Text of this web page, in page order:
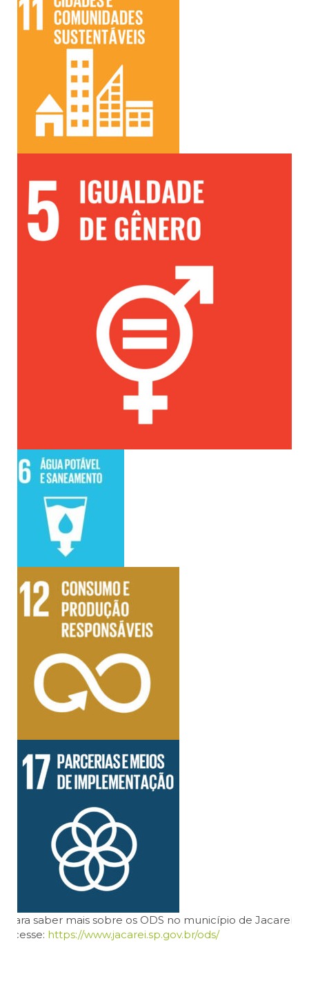
Para saber mais sobre os ODS no município de Jacareí,
acesse: https://www.jacarei.sp.gov.br/ods/